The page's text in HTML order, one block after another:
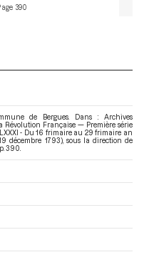
390
de Bergues. Dans : Archives
Révolution Française — Première série
LXXXI - Du 16 frimaire au 29 frimaire an
décembre 1793), sous la direction de
390.